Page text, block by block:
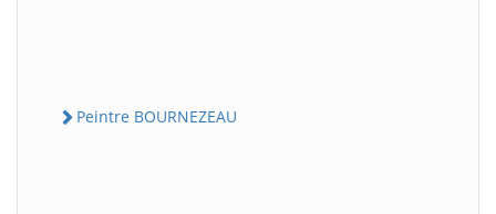
Peintre BOURNEZEAU